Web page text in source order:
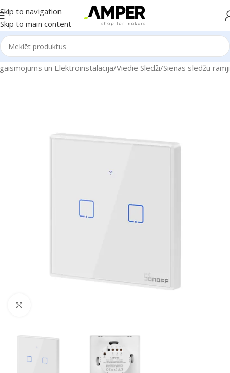
Skip to navigation
Skip to main content
un Elektroinstalācija/Viedie Slēdži/Sienas slēdžu rāmji